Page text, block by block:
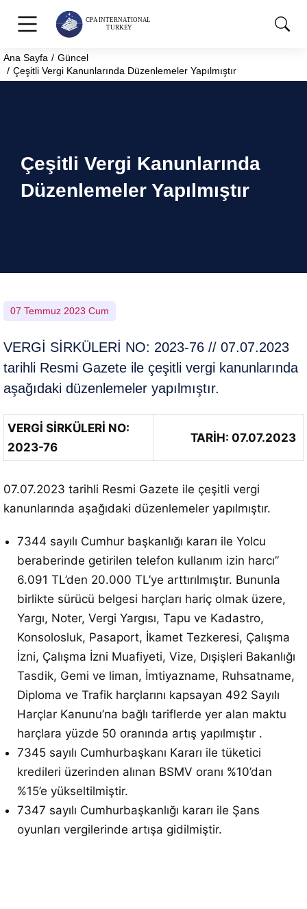
You are here:
Ana Sayfa
Güncel
Çeşitli Vergi Kanunlarında Düzenlemeler Yapılmıştır
Çeşitli Vergi Kanunlarında
Düzenlemeler Yapılmıştır
07 Temmuz 2023 Cum
VERGİ SİRKÜLERİ NO: 2023-76 // 07.07.2023
tarihli Resmi Gazete ile çeşitli vergi kanunlarında
aşağıdaki düzenlemeler yapılmıştır.
VERGİ SİRKÜLERİ NO:
2023-76
TARİH: 07.07.2023
07.07.2023 tarihli Resmi Gazete ile çeşitli vergi
kanunlarında aşağıdaki düzenlemeler yapılmıştır.
7344 sayılı Cumhur başkanlığı kararı ile Yolcu
beraberinde getirilen telefon kullanım izin harcı”
6.091 TL’den 20.000 TL’ye arttırılmıştır. Bununla
birlikte sürücü belgesi harçları hariç olmak üzere,
Yargı, Noter, Vergi Yargısı, Tapu ve Kadastro,
Konsolosluk, Pasaport, İkamet Tezkeresi, Çalışma
İzni, Çalışma İzni Muafiyeti, Vize, Dışişleri Bakanlığı
Tasdik, Gemi ve liman, İmtiyazname, Ruhsatname,
Diploma ve Trafik harçlarını kapsayan 492 Sayılı
Harçlar Kanunu’na bağlı tariflerde yer alan maktu
harçlara yüzde 50 oranında artış yapılmıştır .
7345 sayılı Cumhurbaşkanı Kararı ile tüketici
kredileri üzerinden alınan BSMV oranı %10’dan
%15’e yükseltilmiştir.
7347 sayılı Cumhurbaşkanlığı kararı ile Şans
oyunları vergilerinde artışa gidilmiştir.